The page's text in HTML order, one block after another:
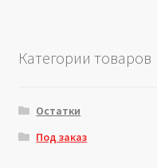
Категории товаров
Остатки
Под заказ